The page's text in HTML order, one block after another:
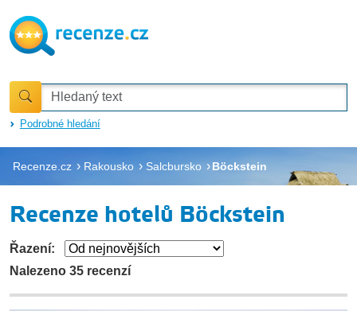
Podrobné hledání
Recenze.cz Rakousko Salcbursko Böckstein
Recenze hotelů Böckstein
Nalezeno 35 recenzí
Řazení: